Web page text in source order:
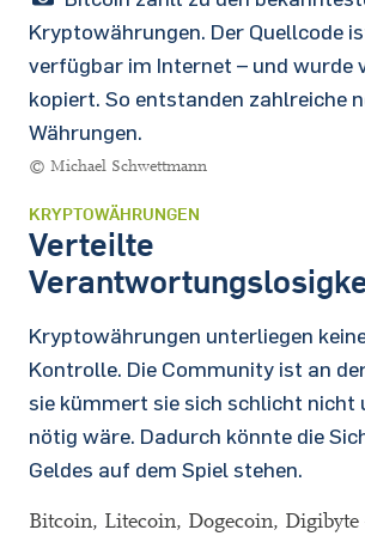
Kryptowährungen. Der Quellcode
verfügbar im Internet – und wurde
kopiert. So entstanden zahlreiche
Währungen.
© Michael Schwettmann
KRYPTOWÄHRUNGEN
Verteilte
Kryptowährungen unterliegen
Kontrolle. Die Community ist an
sie kümmert sie sich schlicht nicht
nötig wäre. Dadurch könnte die
Geldes auf dem Spiel stehen.
Bitcoin, Litecoin, Dogecoin,